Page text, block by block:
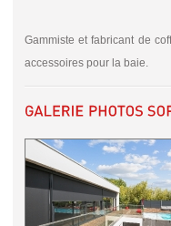
Gammiste et fabricant de
accessoires pour la baie.